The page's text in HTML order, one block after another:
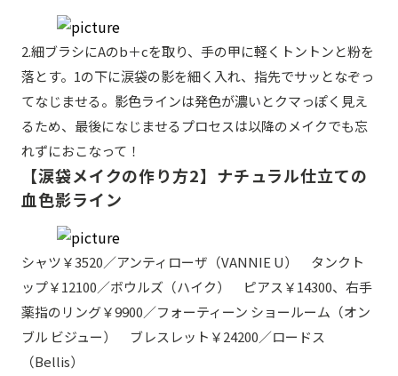
2.細ブラシにAのb＋cを取り、手の甲に軽くトントンと粉を
落とす。1の下に涙袋の影を細く入れ、指先でサッとなぞっ
てなじませる。影色ラインは発色が濃いとクマっぽく見え
るため、最後になじませるプロセスは以降のメイクでも忘
れずにおこなって！
【涙袋メイクの作り方2】ナチュラル仕立ての
血色影ライン
シャツ￥3520／アンティローザ（VANNIE U） タンクト
ップ￥12100／ボウルズ（ハイク） ピアス￥14300、右手
薬指のリング￥9900／フォーティーン ショールーム（オン
ブル ビジュー） ブレスレット￥24200／ロードス
（Bellis）